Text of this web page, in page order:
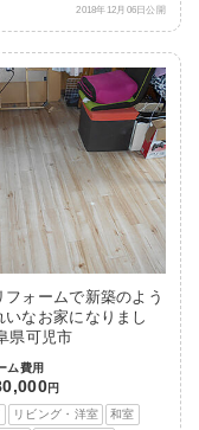
2018年12月06日公開
フォームで新築のよう
いなお家になりまし
県可児市
ム費用
円
リビング・洋室
和室